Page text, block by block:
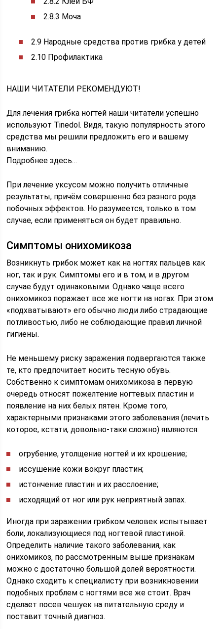
2.8.3 Моча
2.9 Народные средства против грибка у детей
2.10 Профилактика
НАШИ ЧИТАТЕЛИ РЕКОМЕНДУЮТ!
Для лечения грибка ногтей наши читатели успешно
используют Tinedol. Видя, такую популярность этого
средства мы решили предложить его и вашему
вниманию.
Подробнее здесь…
При лечение уксусом можно получить отличные
результаты, причём совершенно без разного рода
побочных эффектов. Но разумеется, только в том
случае, если применяться он будет правильно.
Симптомы онихомикоза
Возникнуть грибок может как на ногтях пальцев как
ног, так и рук. Симптомы его и в том, и в другом
случае будут одинаковыми. Однако чаще всего
онихомикоз поражает все же ногти на ногах. При этом
«подхватывают» его обычно люди либо страдающие
потливостью, либо не соблюдающие правил личной
гигиены.
Не меньшему риску заражения подвергаются также
те, кто предпочитает носить тесную обувь.
Собственно к симптомам онихомикоза в первую
очередь относят пожелтение ногтевых пластин и
появление на них белых пятен. Кроме того,
характерными признаками этого заболевания (лечить
которое, кстати, довольно-таки сложно) являются:
огрубение, утолщение ногтей и их крошение;
иссушение кожи вокруг пластин;
истончение пластин и их расслоение;
исходящий от ног или рук неприятный запах.
Иногда при заражении грибком человек испытывает
боли, локализующиеся под ногтевой пластиной.
Определить наличие такого заболевания, как
онихомикоз, по рассмотренным выше признакам
можно с достаточно большой долей вероятности.
Однако сходить к специалисту при возникновении
подобных проблем с ногтями все же стоит. Врач
сделает посев чешуек на питательную среду и
поставит точный диагноз.